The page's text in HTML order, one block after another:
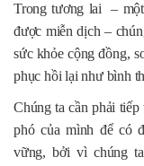
Trong tương lai –
được miễn dịch –
sức khỏe cộng đồng,
phục hồi lại như bình
Chúng ta cần phải
phó của mình để có
vững, bởi vì chúng